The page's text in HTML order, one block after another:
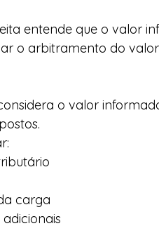
entende que o valor
o arbitramento do
carga